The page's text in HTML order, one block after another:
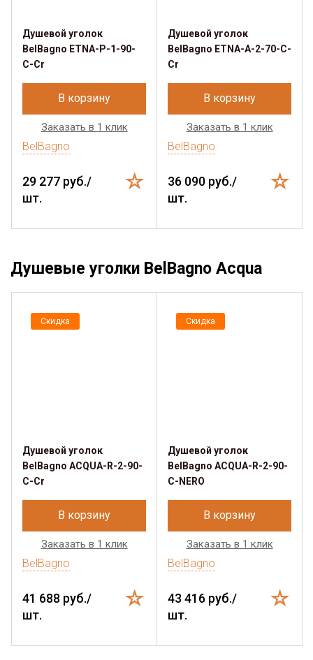
Душевой уголок
BelBagno ETNA-P-1-90-
C-Cr
В корзину
Заказать в 1 клик
BelBagno
29 277 руб./
шт.
Душевой уголок
BelBagno ETNA-A-2-70-C-
Cr
В корзину
Заказать в 1 клик
BelBagno
36 090 руб./
шт.
Душевые уголки BelBagno Acqua
Скидка
Душевой уголок
BelBagno ACQUA-R-2-90-
C-Cr
В корзину
Заказать в 1 клик
BelBagno
41 688 руб./
шт.
Скидка
Душевой уголок
BelBagno ACQUA-R-2-90-
C-NERO
В корзину
Заказать в 1 клик
BelBagno
43 416 руб./
шт.